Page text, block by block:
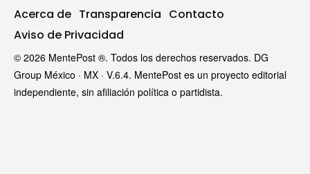
Acerca de Transparencia Contacto
Aviso de Privacidad
© 2026 MentePost ®. Todos los derechos reservados. DG
Group México · MX · V.6.4. MentePost es un proyecto editorial
independiente, sin afiliación política o partidista.